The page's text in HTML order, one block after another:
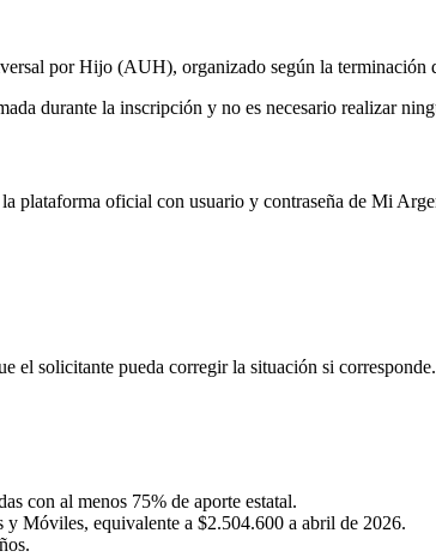
por Hijo (AUH), organizado según la terminación
durante la inscripción y no es necesario realizar
plataforma oficial con usuario y contraseña de Mi
el solicitante pueda corregir la situación si corresponde.
con al menos 75% de aporte estatal.
Móviles, equivalente a $2.504.600 a abril de 2026.